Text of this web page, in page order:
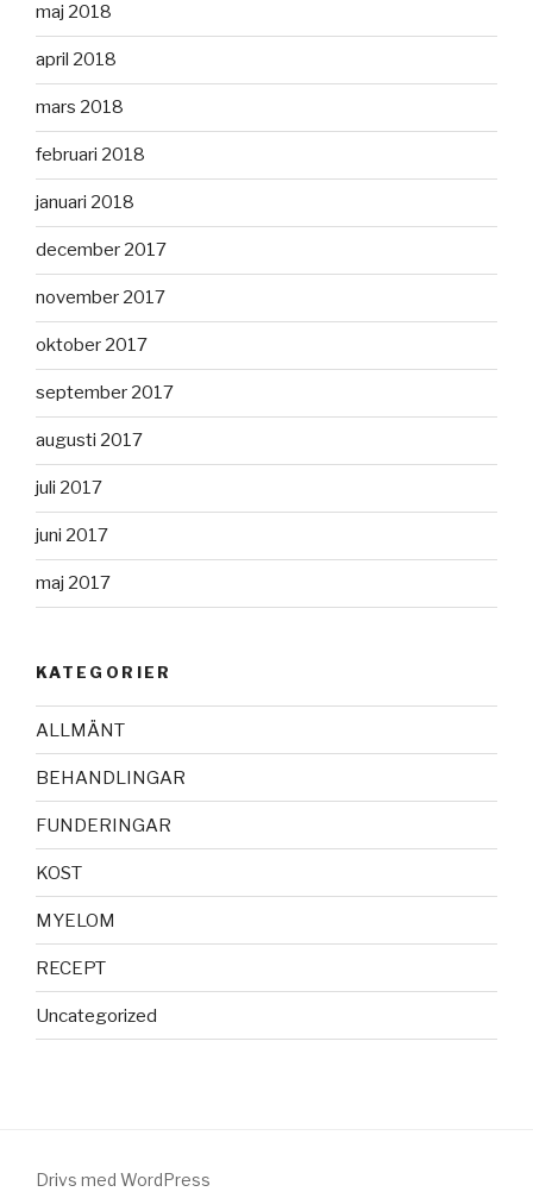
maj 2018
april 2018
mars 2018
februari 2018
januari 2018
december 2017
november 2017
oktober 2017
september 2017
augusti 2017
juli 2017
juni 2017
maj 2017
KATEGORIER
ALLMÄNT
BEHANDLINGAR
FUNDERINGAR
KOST
MYELOM
RECEPT
Uncategorized
Drivs med WordPress